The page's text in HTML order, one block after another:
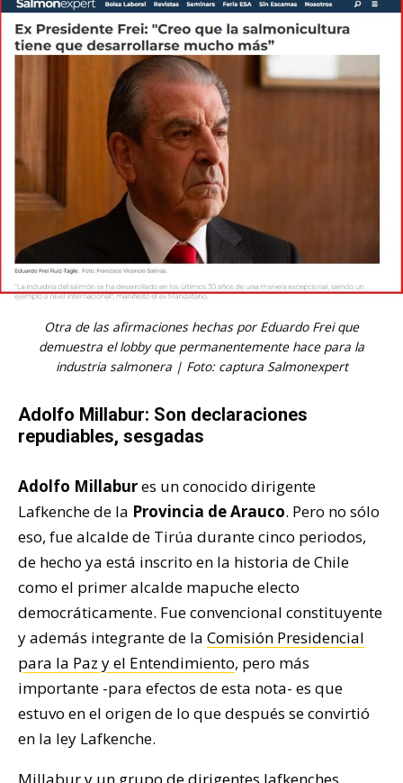
Otra de las afirmaciones hechas por Eduardo Frei que
demuestra el lobby que permanentemente hace para la
industria salmonera | Foto: captura Salmonexpert
Adolfo Millabur: Son declaraciones
repudiables, sesgadas
Adolfo Millabures un conocido dirigente
Lafkenche de la Provincia de Arauco. Pero no sólo
eso, fue alcalde de Tirúa durante cinco periodos,
de hecho ya está inscrito en la historia de Chile
como el primer alcalde mapuche electo
democráticamente. Fue convencional constituyente
y además integrante de la Comisión Presidencial
para la Paz y el Entendimiento, pero más
importante -para efectos de esta nota- es que
estuvo en el origen de lo que después se convirtió
en la ley Lafkenche.